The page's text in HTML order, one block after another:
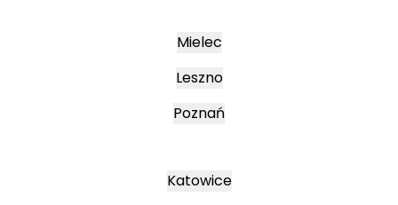
Mielec
Leszno
Poznań
Katowice